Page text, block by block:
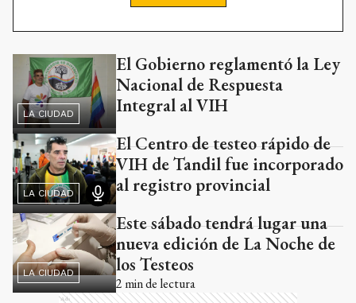
LA CIUDAD
El Gobierno reglamentó la Ley
Nacional de Respuesta
Integral al VIH
LA CIUDAD
El Centro de testeo rápido de
VIH de Tandil fue incorporado
al registro provincial
LA CIUDAD
Este sábado tendrá lugar una
nueva edición de La Noche de
los Testeos
2 min de lectura
Ads